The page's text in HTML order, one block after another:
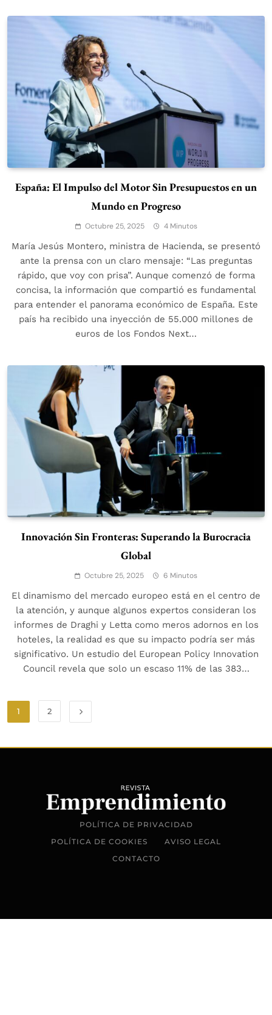
España: El Impulso del Motor Sin Presupuestos en un
Mundo en Progreso
Octubre 25, 2025 4 Minutos
María Jesús Montero, ministra de Hacienda, se presentó
ante la prensa con un claro mensaje: “Las preguntas
rápido, que voy con prisa”. Aunque comenzó de forma
concisa, la información que compartió es fundamental
para entender el panorama económico de España. Este
país ha recibido una inyección de 55.000 millones de
euros de los Fondos Next…
Innovación Sin Fronteras: Superando la Burocracia
Global
Octubre 25, 2025 6 Minutos
El dinamismo del mercado europeo está en el centro de
la atención, y aunque algunos expertos consideran los
informes de Draghi y Letta como meros adornos en los
hoteles, la realidad es que su impacto podría ser más
significativo. Un estudio del European Policy Innovation
Council revela que solo un escaso 11% de las 383…
1 2
POLÍTICA DE PRIVACIDAD
POLÍTICA DE COOKIES
AVISO LEGAL
CONTACTO